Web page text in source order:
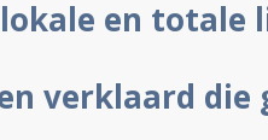
en totale
verklaard